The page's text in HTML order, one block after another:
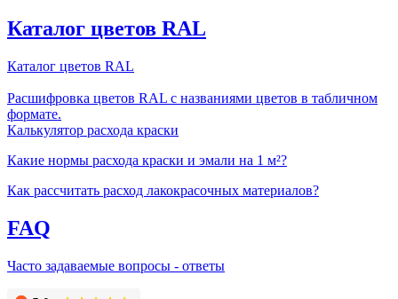
Каталог цветов RAL
Каталог цветов RAL
Расшифровка цветов RAL с названиями цветов в табличном
формате.
Калькулятор расхода краски
Какие нормы расхода краски и эмали на 1 м²?
Как рассчитать расход лакокрасочных материалов?
FAQ
Часто задаваемые вопросы - ответы